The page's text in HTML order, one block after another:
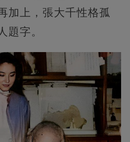
加上，張大千性格孤
題字。